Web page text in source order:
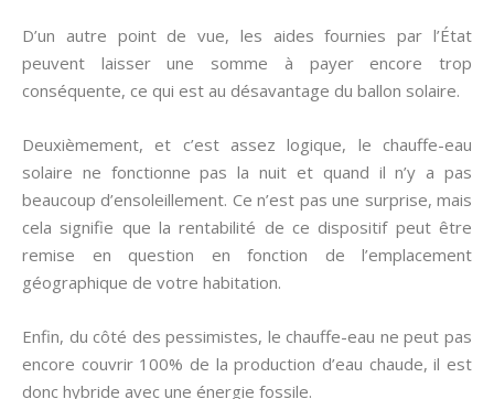
D’un autre point de vue, les aides fournies par l’État
peuvent laisser une somme à payer encore trop
conséquente, ce qui est au désavantage du ballon solaire.
Deuxièmement, et c’est assez logique, le chauffe-eau
solaire ne fonctionne pas la nuit et quand il n’y a pas
beaucoup d’ensoleillement. Ce n’est pas une surprise, mais
cela signifie que la rentabilité de ce dispositif peut être
remise en question en fonction de l’emplacement
géographique de votre habitation.
Enfin, du côté des pessimistes, le chauffe-eau ne peut pas
encore couvrir 100% de la production d’eau chaude, il est
donc hybride avec une énergie fossile.